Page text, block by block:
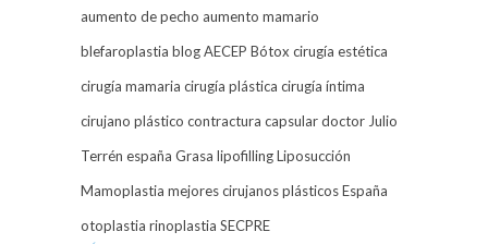
aumento de pecho aumento mamario
blefaroplastia blog AECEP Bótox cirugía estética
cirugía mamaria cirugía plástica cirugía íntima
cirujano plástico contractura capsulardoctor Julio
Terrén españa Grasa lipofillingLiposucción
Mamoplastia mejores cirujanos plásticos España
otoplastia rinoplastia SECPRE